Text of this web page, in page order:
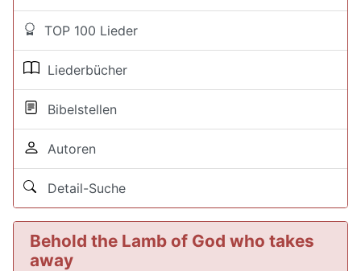
TOP 100 Lieder
Liederbücher
Bibelstellen
Autoren
Detail-Suche
Behold the Lamb of God who takes
away